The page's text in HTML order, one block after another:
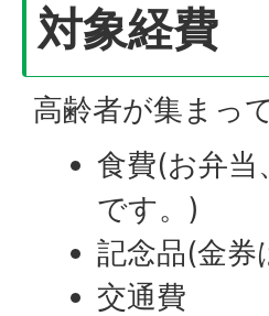
対象経費
高齢者が集まっ
食費(お弁当
です。)
記念品(金券
交通費